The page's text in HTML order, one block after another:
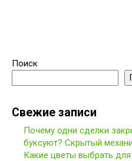
Поиск
Свежие записи
Почему одни сделки
буксуют? Скрытый
Какие цветы выбрать